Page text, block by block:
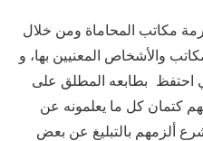
مكاتب المحاماة ومن خلال
والأشخاص المعنيين بها، و
احتفظ بطابعه المطلق على
كتمان كل ما يعلمونه عن
ألزمهم بالتبليغ عن بعض